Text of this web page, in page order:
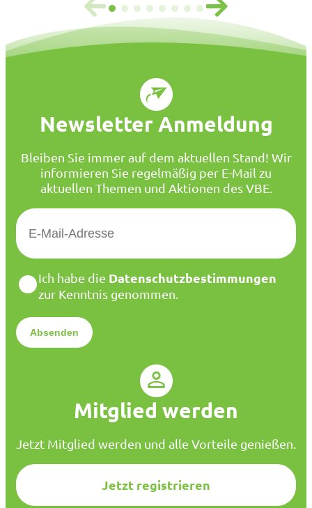
Newsletter Anmeldung
Bleiben Sie immer auf dem aktuellen Stand! Wir
informieren Sie regelmäßig per E-Mail zu
aktuellen Themen und Aktionen des VBE.
E
M
*
D
a
e
n
*
Ich habe die Datenschutzbestimmungen
zur Kenntnis genommen.
Mitglied werden
Jetzt Mitglied werden und alle Vorteile genießen.
Jetzt registrieren